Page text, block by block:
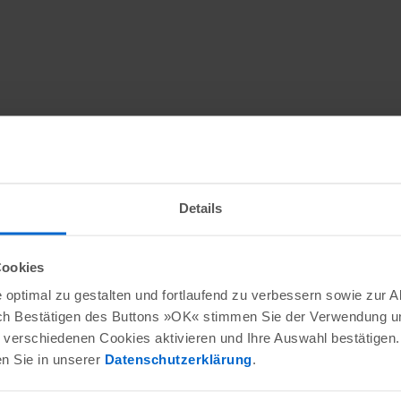
Details
zu gestalten und fortlaufend zu verbessern sowie zur
Bestätigen des Buttons »OK« stimmen Sie der Verwendung
Cookies aktivieren und Ihre Auswahl bestätigen.
Sie in unserer Datenschutzerklärung.